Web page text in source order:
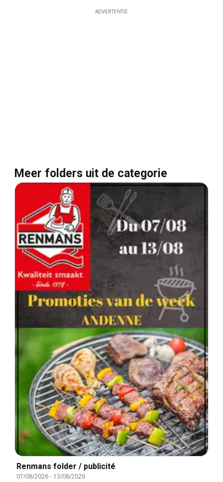
ADVERTENTIE
Meer folders uit de categorie
Renmans folder / publicité
07/08/2026- 13/08/2026